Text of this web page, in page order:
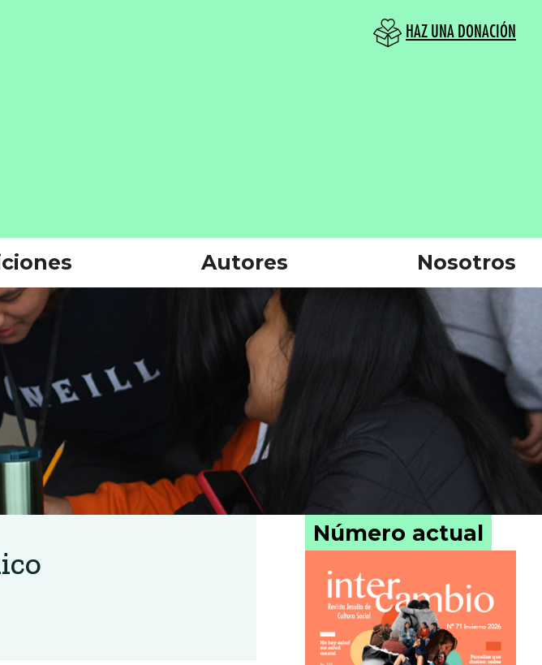
HAZ UNA DONACIÓN
Autores Nosotros
Número actual